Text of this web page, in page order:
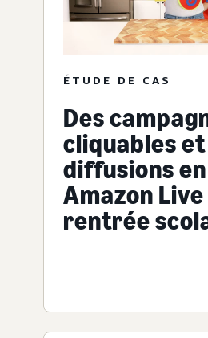
ÉTUDE DE CAS
Des
cliquables
diffusions
Amazon
rentrée